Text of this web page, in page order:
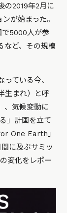
の2019年2月に
が始まった。
で5000人が参
など、その規模
ている今、
生まれ）と呼
、気候変動に
」計画を立て
One Earth」
に及ぶサミッ
変化をレポー